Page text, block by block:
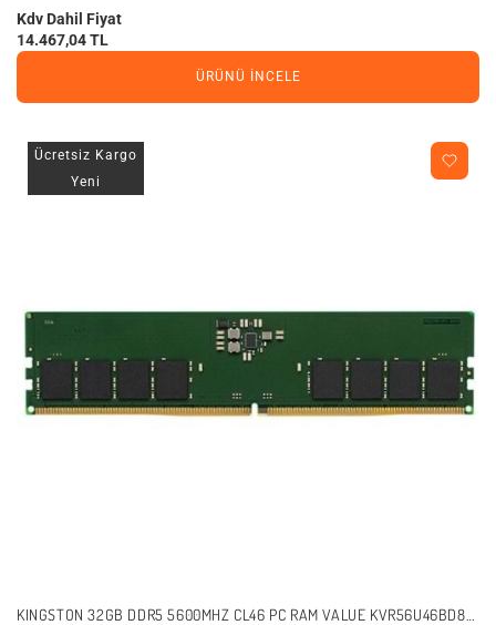
Kdv Dahil Fiyat
14.467,04 TL
ÜRÜNÜ İNCELE
Ücretsiz Kargo
Yeni
KINGSTON 32GB DDR5 5600MHZ CL46 PC RAM VALUE KVR56U46BD8-